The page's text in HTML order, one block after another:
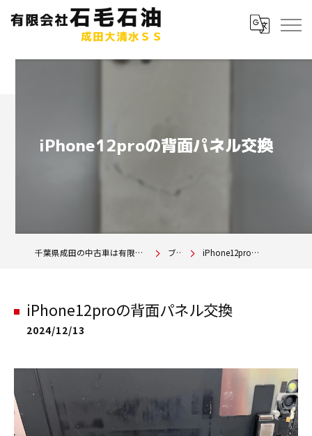
iPhone12proの背面パネル交換
千葉県成田の中古車は有限会社石毛石油 成田大清水SS ブログ iPhone12proの背面パネル交換
iPhone12proの背面パネル交換
2024/12/13